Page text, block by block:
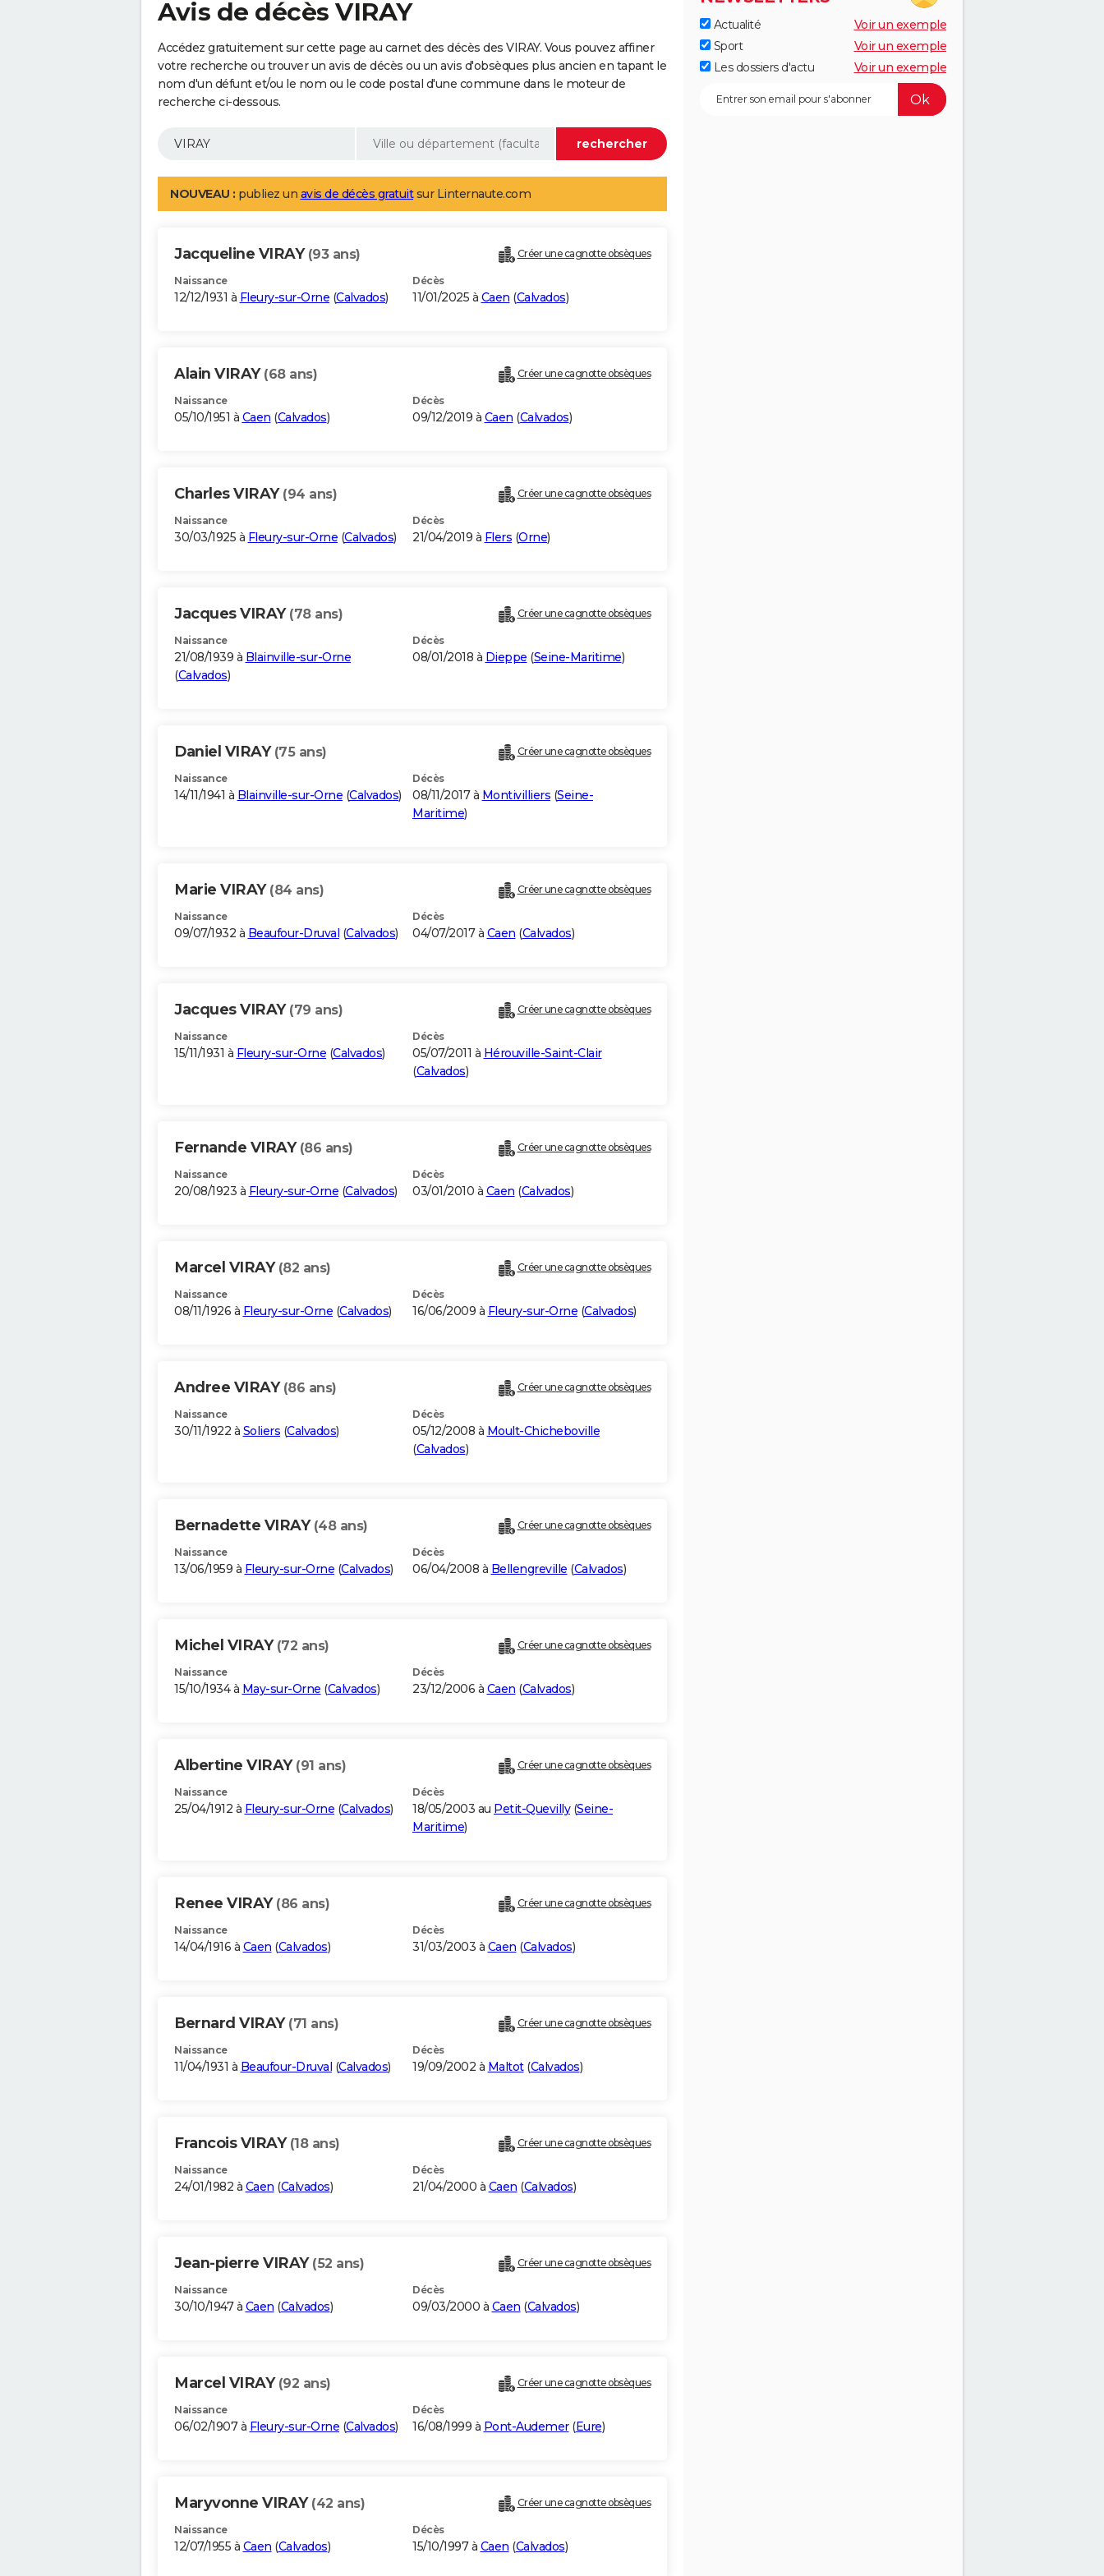
Avis de décès VIRAY
Accédez gratuitement sur cette page au carnet des décès des VIRAY. Vous pouvez affiner
votre recherche ou trouver un avis de décès ou un avis d'obsèques plus ancien en tapant le
nom d'un défunt et/ou le nom ou le code postal d'une commune dans le moteur de
recherche ci-dessous.
NOUVEAU : publiez un avis de décès gratuitsur Linternaute.com
Jacqueline VIRAY (93 ans) Créer une cagnotte obsèques
Naissance
12/12/1931 à Fleury-sur-Orne (Calvados)
Décès
11/01/2025 à Caen (Calvados)
Alain VIRAY (68 ans) Créer une cagnotte obsèques
Naissance
05/10/1951 à Caen (Calvados)
Décès
09/12/2019 à Caen (Calvados)
Charles VIRAY (94 ans) Créer une cagnotte obsèques
Naissance
30/03/1925 à Fleury-sur-Orne (Calvados)
Décès
21/04/2019 à Flers (Orne)
Jacques VIRAY (78 ans) Créer une cagnotte obsèques
Naissance
21/08/1939 à Blainville-sur-Orne
(Calvados)
Décès
08/01/2018 à Dieppe (Seine-Maritime)
Daniel VIRAY (75 ans) Créer une cagnotte obsèques
Naissance
14/11/1941 à Blainville-sur-Orne (Calvados)
Décès
08/11/2017 à Montivilliers (Seine-
Maritime)
Marie VIRAY (84 ans) Créer une cagnotte obsèques
Naissance
09/07/1932 à Beaufour-Druval (Calvados)
Décès
04/07/2017 à Caen (Calvados)
Jacques VIRAY (79 ans) Créer une cagnotte obsèques
Naissance
15/11/1931 à Fleury-sur-Orne (Calvados)
Décès
05/07/2011 à Hérouville-Saint-Clair
(Calvados)
Fernande VIRAY (86 ans) Créer une cagnotte obsèques
Naissance
20/08/1923 à Fleury-sur-Orne (Calvados)
Décès
03/01/2010 à Caen (Calvados)
Marcel VIRAY (82 ans) Créer une cagnotte obsèques
Naissance
08/11/1926 à Fleury-sur-Orne (Calvados)
Décès
16/06/2009 à Fleury-sur-Orne (Calvados)
Andree VIRAY (86 ans) Créer une cagnotte obsèques
Naissance
30/11/1922 à Soliers (Calvados)
Décès
05/12/2008 à Moult-Chicheboville
(Calvados)
Bernadette VIRAY (48 ans) Créer une cagnotte obsèques
Naissance
13/06/1959 à Fleury-sur-Orne (Calvados)
Décès
06/04/2008 à Bellengreville (Calvados)
Michel VIRAY (72 ans) Créer une cagnotte obsèques
Naissance
15/10/1934 à May-sur-Orne (Calvados)
Décès
23/12/2006 à Caen (Calvados)
Albertine VIRAY (91 ans) Créer une cagnotte obsèques
Naissance
25/04/1912 à Fleury-sur-Orne (Calvados)
Décès
18/05/2003 au Petit-Quevilly(Seine-
Maritime)
Renee VIRAY (86 ans) Créer une cagnotte obsèques
Naissance
14/04/1916 à Caen (Calvados)
Décès
31/03/2003 à Caen (Calvados)
Bernard VIRAY (71 ans) Créer une cagnotte obsèques
Naissance
11/04/1931 à Beaufour-Druval (Calvados)
Décès
19/09/2002 à Maltot(Calvados)
Francois VIRAY (18 ans) Créer une cagnotte obsèques
Naissance
24/01/1982 à Caen (Calvados)
Décès
21/04/2000 à Caen (Calvados)
Jean-pierre VIRAY (52 ans) Créer une cagnotte obsèques
Naissance
30/10/1947 à Caen (Calvados)
Décès
09/03/2000 à Caen (Calvados)
Marcel VIRAY (92 ans) Créer une cagnotte obsèques
Naissance
06/02/1907 à Fleury-sur-Orne (Calvados)
Décès
16/08/1999 à Pont-Audemer(Eure)
Maryvonne VIRAY (42 ans) Créer une cagnotte obsèques
Naissance
12/07/1955 à Caen (Calvados)
Décès
15/10/1997 à Caen (Calvados)
Actualité
Voir un exemple
Sport
Voir un exemple
Les dossiers d'actu
Voir un exemple